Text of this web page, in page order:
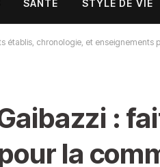
SANTÉ STYLE DE VIE
établis, chronologie, et enseignements
:
la